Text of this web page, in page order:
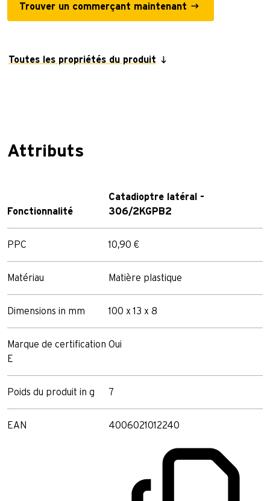
Trouver un commerçant maintenant
Toutes les propriétés du produit
Attributs
Fonctionnalité
Catadioptre latéral -
306/2KGPB2
PPC 10,90 €
Matériau Matière plastique
Dimensions in mm 100 x 13 x 8
Marque de certification
E
Oui
Poids du produit in g 7
EAN 4006021012240